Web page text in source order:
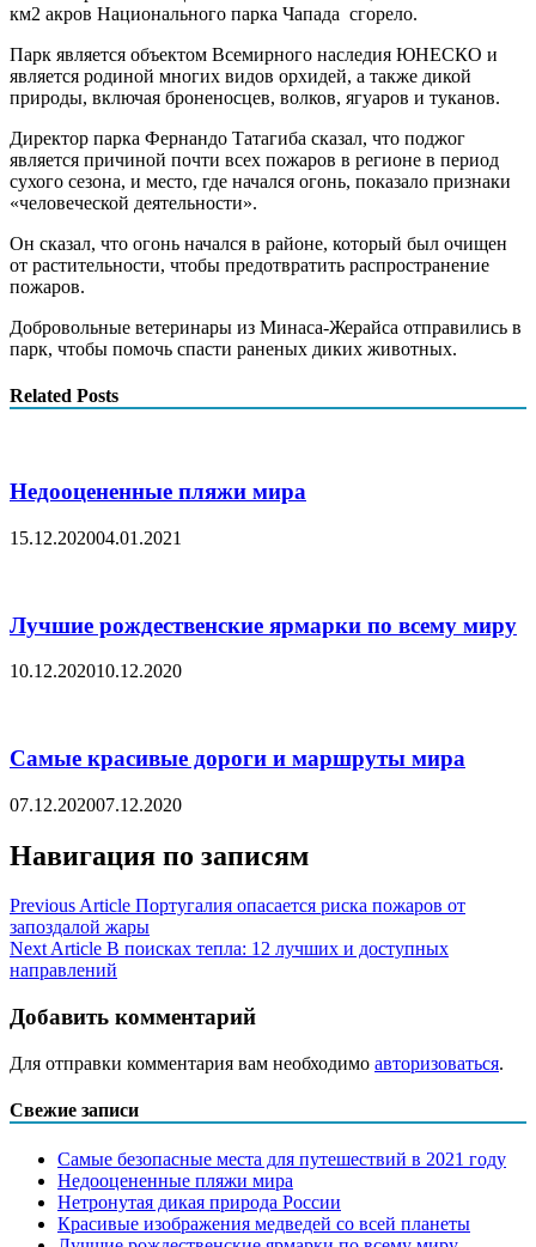
км2 акров Национального парка Чапада сгорело.
Парк является объектом Всемирного наследия ЮНЕСКО и
является родиной многих видов орхидей, а также дикой
природы, включая броненосцев, волков, ягуаров и туканов.
Директор парка Фернандо Татагиба сказал, что поджог
является причиной почти всех пожаров в регионе в период
сухого сезона, и место, где начался огонь, показало признаки
«человеческой деятельности».
Он сказал, что огонь начался в районе, который был очищен
от растительности, чтобы предотвратить распространение
пожаров.
Добровольные ветеринары из Минаса-Жерайса отправились в
парк, чтобы помочь спасти раненых диких животных.
Related Posts
Недооцененные пляжи мира
15.12.202004.01.2021
Лучшие рождественские ярмарки по всему миру
10.12.202010.12.2020
Самые красивые дороги и маршруты мира
07.12.202007.12.2020
Навигация по записям
Previous Article Португалия опасается риска пожаров от
запоздалой жары
Next Article В поисках тепла: 12 лучших и доступных
направлений
Добавить комментарий
Для отправки комментария вам необходимо авторизоваться.
Свежие записи
Самые безопасные места для путешествий в 2021 году
Недооцененные пляжи мира
Нетронутая дикая природа России
Красивые изображения медведей со всей планеты